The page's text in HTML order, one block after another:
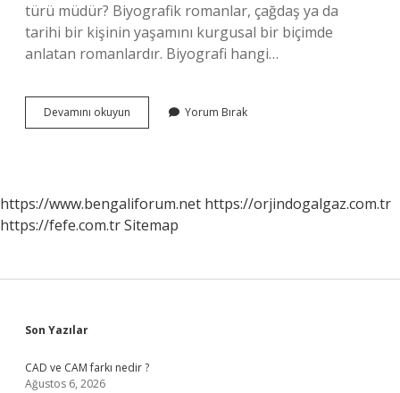
türü müdür? Biyografik romanlar, çağdaş ya da
tarihi bir kişinin yaşamını kurgusal bir biçimde
anlatan romanlardır. Biyografi hangi…
Devamını okuyun Biyografi
Hangi
Yorum Bırak
https://www.bengaliforum.net https://orjindogalgaz.com.tr
https://fefe.com.trSitemap
Sidebar
Son Yazılar
CAD ve CAM farkı nedir ?
Ağustos 6, 2026